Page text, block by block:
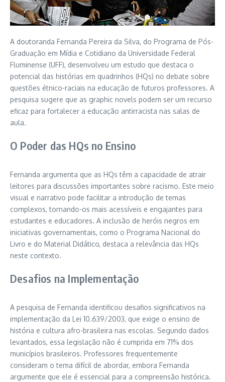
A doutoranda Fernanda Pereira da Silva, do Programa de Pós-
Graduação em Mídia e Cotidiano da Universidade Federal
Fluminense (UFF), desenvolveu um estudo que destaca o
potencial das histórias em quadrinhos (HQs) no debate sobre
questões étnico-raciais na educação de futuros professores. A
pesquisa sugere que as graphic novels podem ser um recurso
eficaz para fortalecer a educação antirracista nas salas de
aula.
O Poder das HQs no Ensino
Fernanda argumenta que as HQs têm a capacidade de atrair
leitores para discussões importantes sobre racismo. Este meio
visual e narrativo pode facilitar a introdução de temas
complexos, tornando-os mais acessíveis e engajantes para
estudantes e educadores. A inclusão de heróis negros em
iniciativas governamentais, como o Programa Nacional do
Livro e do Material Didático, destaca a relevância das HQs
neste contexto.
Desafios na Implementação
A pesquisa de Fernanda identificou desafios significativos na
implementação da Lei 10.639/2003, que exige o ensino de
história e cultura afro-brasileira nas escolas. Segundo dados
levantados, essa legislação não é cumprida em 71% dos
municípios brasileiros. Professores frequentemente
consideram o tema difícil de abordar, embora Fernanda
argumente que ele é essencial para a compreensão histórica.